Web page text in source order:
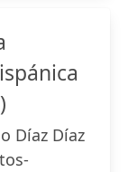
Díaz Díaz